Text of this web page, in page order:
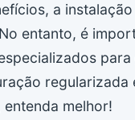
a
entanto, é
entenda melhor!